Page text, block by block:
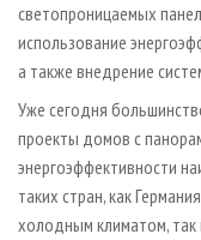
светопроницаемых
использование
а также внедрение
Уже сегодня
проекты домов с
энергоэффективности
таких стран, как
холодным климатом, так